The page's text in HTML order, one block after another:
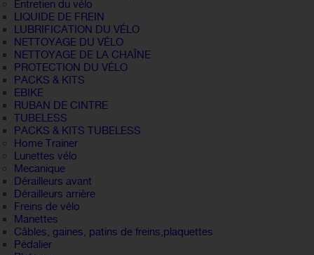
Entretien du vélo
LIQUIDE DE FREIN
LUBRIFICATION DU VÉLO
NETTOYAGE DU VÉLO
NETTOYAGE DE LA CHAÎNE
PROTECTION DU VÉLO
PACKS & KITS
EBIKE
RUBAN DE CINTRE
TUBELESS
PACKS & KITS TUBELESS
Home Trainer
Lunettes vélo
Mecanique
Dérailleurs avant
Dérailleurs arrière
Freins de vélo
Manettes
Câbles, gaines, patins de freins,plaquettes
Pédalier